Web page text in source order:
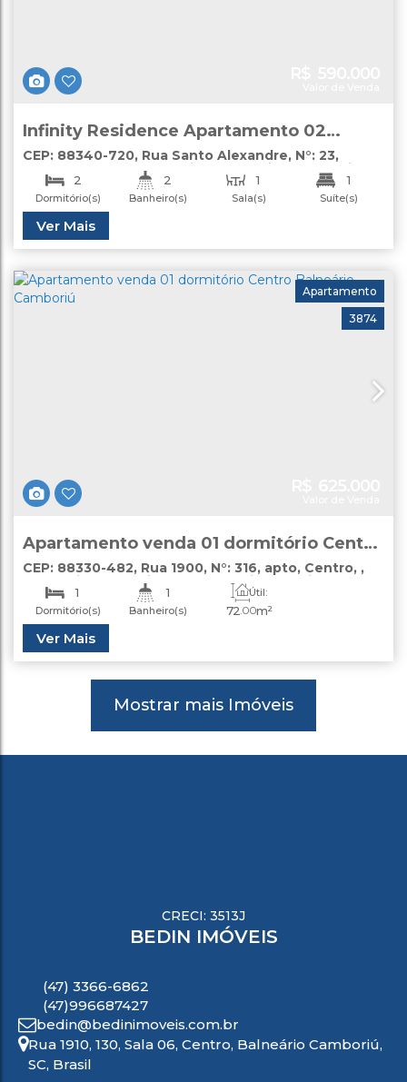
Infinity Residence Apartamento 02
dormitórios à Venda Camboriú
CEP: 88340-720, Rua Santo Alexandre, N°: 23,
São Francisco de Assis Camboriú
Santa Catarina
Brasil
2
Dormitório(s)
2
Banheiro(s)
1
Sala(s)
1
Suíte(s)
1
Vaga(s)
Ver Mais
3874
Apartamento
Apartamento venda 01 dormitório Centro
Balneário Camboriú
CEP: 88330-482, Rua 1900, N°: 316, apto, Centro ,
Balneário Camboriú
Santa Catarina Brasil
1
Dormitório(s)
1
Banheiro(s)
Útil:
72.00m²
Ver Mais
Mostrar mais Imóveis
CRECI: 3513J
BEDIN IMÓVEIS
(47) 3366-6862
(47)996687427
bedin@bedinimoveis.com.br
Rua 1910, 130, Sala 06, Centro, Balneário Camboriú,
SC, Brasil